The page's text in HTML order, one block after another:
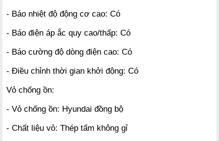
- Báo nhiệt độ động cơ cao: Có
- Báo điện áp ắc quy cao/thấp: Có
- Báo cường độ dòng điện cao: Có
- Điều chỉnh thời gian khởi động: Có
Vỏ chống ồn:
- Vỏ chống ồn: Hyundai đồng bộ
- Chất liệu vỏ: Thép tấm không gỉ